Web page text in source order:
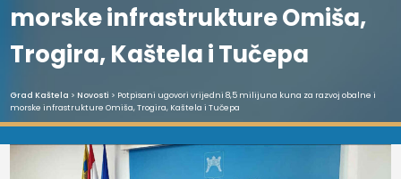
morske infrastrukture Omiša,
Trogira, Kaštela i Tučepa
Grad Kaštela > Novosti > Potpisani ugovori vrijedni 8,5 milijuna kuna za razvoj obalne i
morske infrastrukture Omiša, Trogira, Kaštela i Tučepa